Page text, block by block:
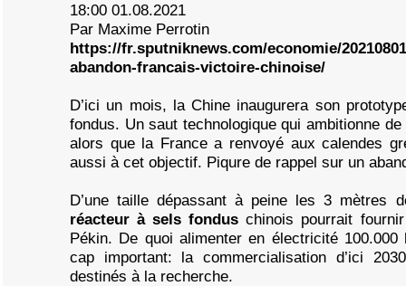
18:00 01.08.2021
Par Maxime Perrotin
https://fr.sputniknews.com/economie/
abandon-francais-victoire-chinoise/
D’ici un mois, la Chine inaugurera son
fondus. Un saut technologique qui ambitionne
alors que la France a renvoyé aux calendes
aussi à cet objectif. Piqure de rappel sur un
D’une taille dépassant à peine les 3
réacteur à sels fondus chinois pourrait
Pékin. De quoi alimenter en électricité
cap important: la commercialisation d’ici
destinés à la recherche.